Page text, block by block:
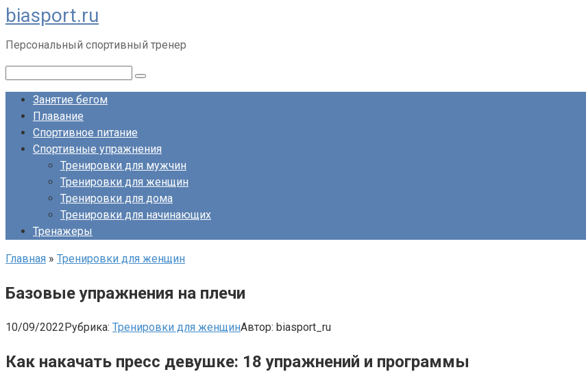
Перейти
к
контенту
biasport.ru
Персональный спортивный тренер
Занятие бегом
Плавание
Спортивное питание
Спортивные упражнения
Тренировки для мужчин
Тренировки для женщин
Тренировки для дома
Тренировки для начинающих
Тренажеры
Главная » Тренировки для женщин
Базовые упражнения на плечи
10/09/2022Рубрика: Тренировки для женщинАвтор: biasport_ru
Как накачать пресс девушке: 18 упражнений и программы